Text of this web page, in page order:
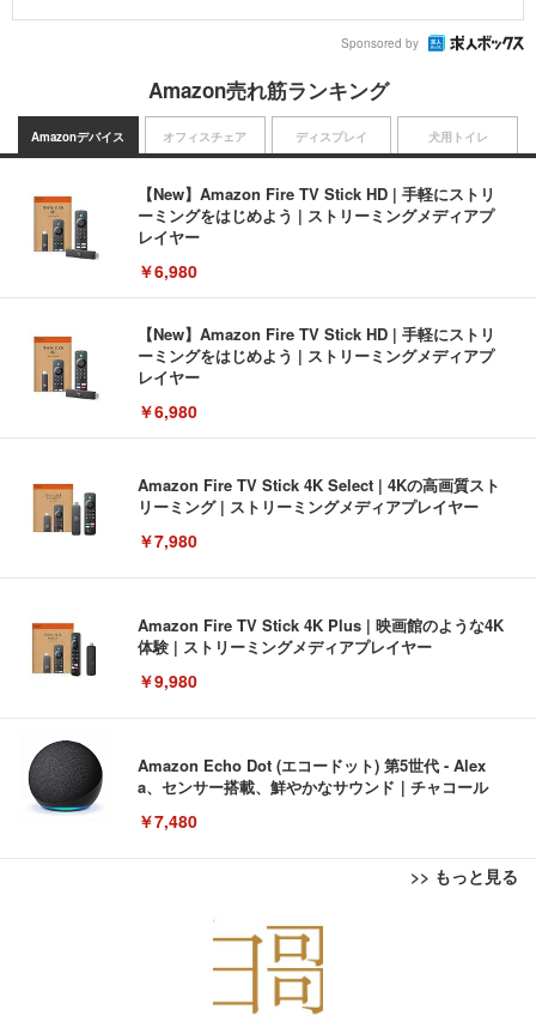
Sponsored by
Amazon売れ筋ランキング
Amazonデバイス
【New】Amazon Fire TV Stick HD | 手軽にストリ
ーミングをはじめよう | ストリーミングメディアプ
レイヤー
￥6,980
【New】Amazon Fire TV Stick HD | 手軽にストリ
ーミングをはじめよう | ストリーミングメディアプ
レイヤー
￥6,980
Amazon Fire TV Stick 4K Select | 4Kの高画質スト
リーミング | ストリーミングメディアプレイヤー
￥7,980
Amazon Fire TV Stick 4K Plus | 映画館のような4K
体験 | ストリーミングメディアプレイヤー
￥9,980
Amazon Echo Dot (エコードット) 第5世代 - Alex
a、センサー搭載、鮮やかなサウンド｜チャコール
￥7,480
>> もっと見る
オフィスチェア
[EdoErgo] オフィスチェア 椅子 テレワーク 疲れな
い 跳ね上げ式アームレスト コンパクト 約105度ロッ
キング pc 事務椅子 360度回転 座面昇降 強化ナイロ
ン樹脂ベース 通気性メッシュ 在宅ワーク H-WY01
(黒網+黒枠+黒足)
ディスプレイ
EIZO ビジネス向けプレミアムモニター | FlexScan
EV3240X-WT | 31.5型4K UHD・USB Type-C・ホワ
￥105,595
犬用トイレ
Amazonベーシック ペットシーツ 薄型 レギュラー 1
回使い捨て 無香料 ホワイト 300枚